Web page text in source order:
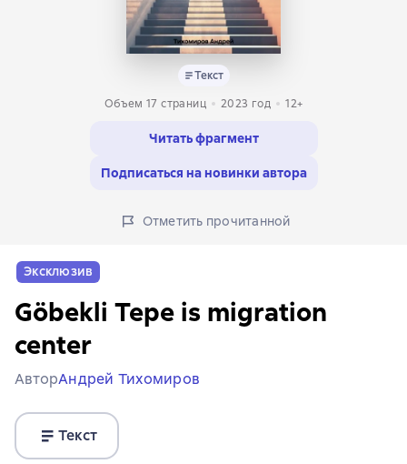
Текст
Объем 17 страниц
2023 год 12+
Читать фрагмент
Подписаться на новинки автора
Отметить прочитанной
Эксклюзив
Göbekli Tepe is migration
center
АвторАндрей Тихомиров
Текст